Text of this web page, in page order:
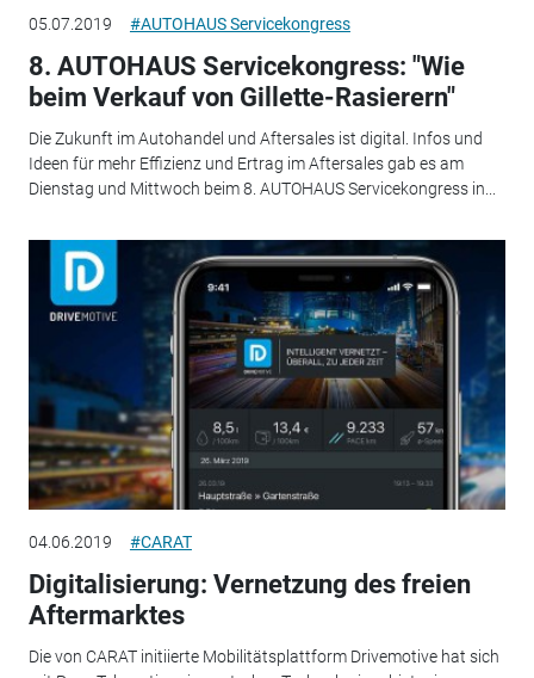
05.07.2019 #AUTOHAUS Servicekongress
8. AUTOHAUS Servicekongress: "Wie
beim Verkauf von Gillette-Rasierern"
Die Zukunft im Autohandel und Aftersales ist digital. Infos und
Ideen für mehr Effizienz und Ertrag im Aftersales gab es am
Dienstag und Mittwoch beim 8. AUTOHAUS Servicekongress in...
04.06.2019 #CARAT
Digitalisierung: Vernetzung des freien
Aftermarktes
Die von CARAT initiierte Mobilitätsplattform Drivemotive hat sich